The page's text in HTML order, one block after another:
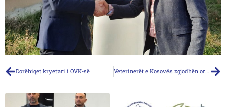
Dorëhiqet kryetari i OVK-së Veterinerët e Kosovës zgjodhën organet e reja